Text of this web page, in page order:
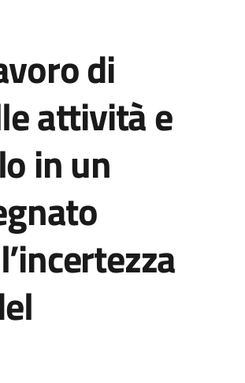
di
attività e
in un